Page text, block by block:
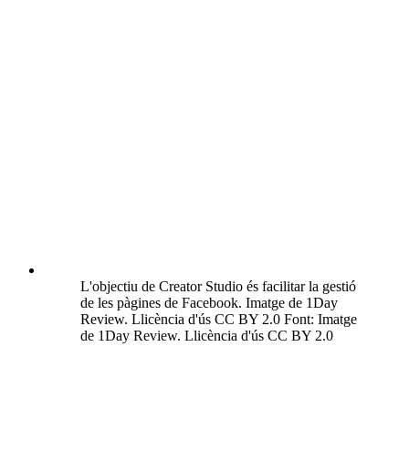
L'objectiu de Creator Studio és facilitar la gestió
de les pàgines de Facebook. Imatge de 1Day
Review. Llicència d'ús CC BY 2.0 Font: Imatge
de 1Day Review. Llicència d'ús CC BY 2.0